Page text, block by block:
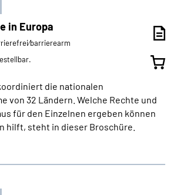
in Europa
die nationalen
von 32 Ländern. Welche Rechte und
für den Einzelnen ergeben können
hilft, steht in dieser Broschüre.